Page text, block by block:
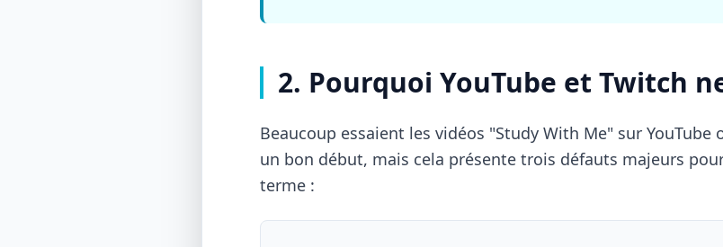
2. Pourquoi YouTube et Twitch
Beaucoup essaient les vidéos "Study With Me" sur YouTube
un bon début, mais cela présente trois défauts majeurs
terme :